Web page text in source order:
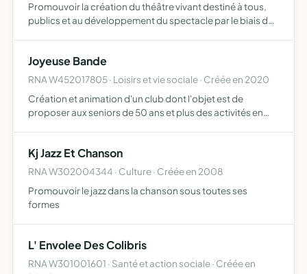
Promouvoir la création du théâtre vivant destiné à tous,
publics et au développement du spectacle par le biais de
Joyeuse Bande
RNA W452017805 · Loisirs et vie sociale · Créée en 2020
Création et animation d'un club dont l'objet est de
proposer aux seniors de 50 ans et plus des activités en
rompre…
Kj Jazz Et Chanson
RNA W302004344 · Culture · Créée en 2008
Promouvoir le jazz dans la chanson sous toutes ses
formes
L' Envolee Des Colibris
RNA W301001601 · Santé et action sociale · Créée en